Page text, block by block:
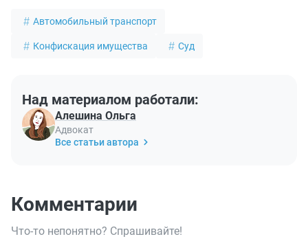
Автомобильный транспорт
Конфискация имущества Суд
Над материалом работали:
Алешина Ольга
Адвокат
Все статьи автора
Комментарии
Что-то непонятно? Спрашивайте!